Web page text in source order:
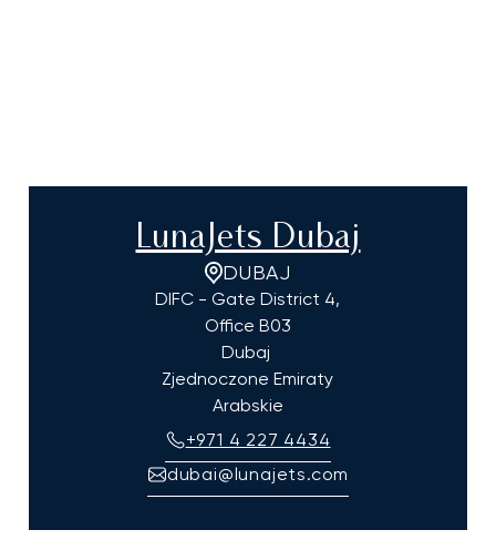
LunaJets Dubaj
DUBAJ
DIFC - Gate District 4,
Office B03
Dubaj
Zjednoczone Emiraty
Arabskie
+971 4 227 4434
dubai@lunajets.com